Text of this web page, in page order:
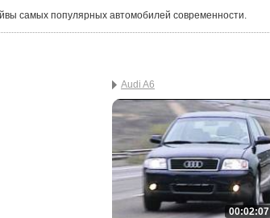
самых популярных автомобилей современности.
Audi A6
00:02:07